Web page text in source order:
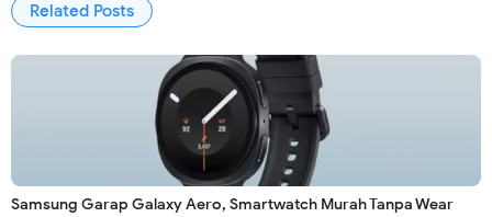
Related Posts
Samsung Garap Galaxy Aero, Smartwatch Murah Tanpa Wear